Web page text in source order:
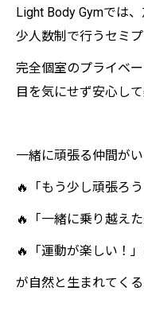
Light Body Gymでは
少人数制で行うセミ
完全個室のプライベ
目を気にせず安心し
一緒に頑張る仲間がい
🔥「もう少し頑張ろ
🔥「一緒に乗り越えた
🔥「運動が楽しい！
が自然と生まれてくる